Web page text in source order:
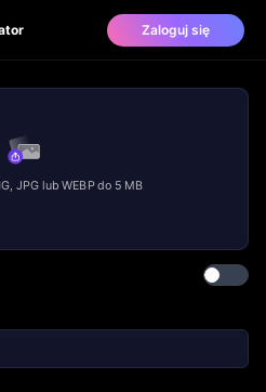
Zaloguj się
JPG lub WEBP do 5 MB